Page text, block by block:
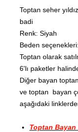
Toptan seher
badi
Renk: Siyah
Beden
Toptan olarak
6'lı paketler
Diğer bayan
ve toptan bayan
aşağıdaki
Toptan